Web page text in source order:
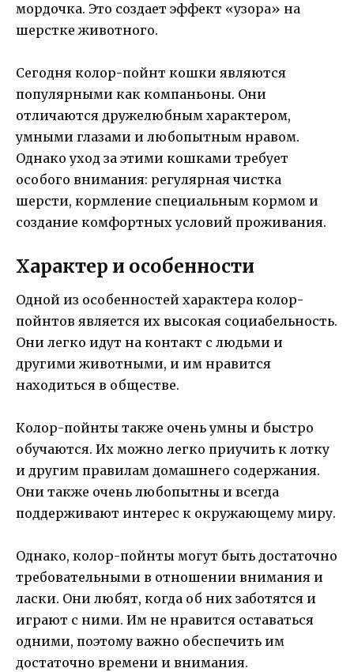
мордочка. Это создает эффект «узора» на
шерстке животного.
Сегодня колор-пойнт кошки являются
популярными как компаньоны. Они
отличаются дружелюбным характером,
умными глазами и любопытным нравом.
Однако уход за этими кошками требует
особого внимания: регулярная чистка
шерсти, кормление специальным кормом и
создание комфортных условий проживания.
Характер и особенности
Одной из особенностей характера колор-
пойнтов является их высокая социабельность.
Они легко идут на контакт с людьми и
другими животными, и им нравится
находиться в обществе.
Колор-пойнты также очень умны и быстро
обучаются. Их можно легко приучить к лотку
и другим правилам домашнего содержания.
Они также очень любопытны и всегда
поддерживают интерес к окружающему миру.
Однако, колор-пойнты могут быть достаточно
требовательными в отношении внимания и
ласки. Они любят, когда об них заботятся и
играют с ними. Им не нравится оставаться
одними, поэтому важно обеспечить им
достаточно времени и внимания.